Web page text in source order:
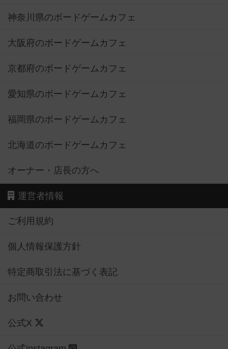
神奈川県のボードゲームカフェ
大阪府のボードゲームカフェ
京都府のボードゲームカフェ
愛知県のボードゲームカフェ
福岡県のボードゲームカフェ
北海道のボードゲームカフェ
オーナー・店長の方へ
運営者情報
ご利用規約
個人情報保護方針
特定商取引法に基づく表記
お問い合わせ
公式X